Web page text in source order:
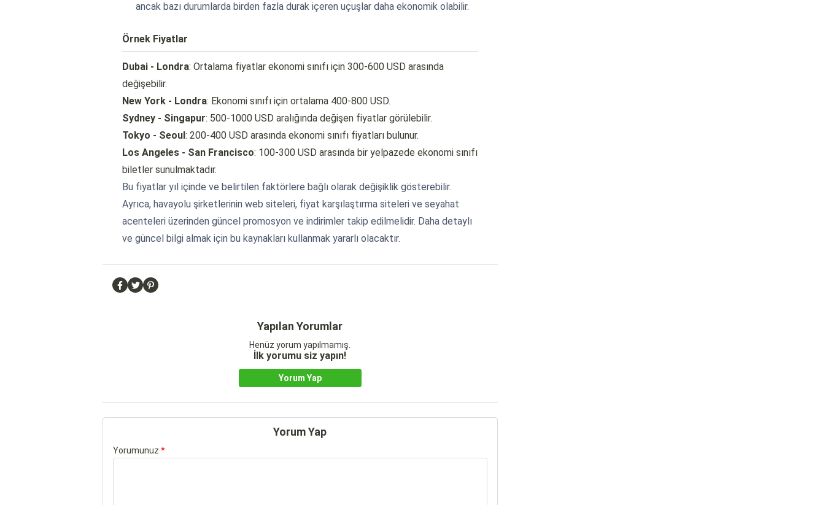
ancak bazı durumlarda birden fazla durak içeren uçuşlar daha ekonomik olabilir.
Örnek Fiyatlar
Dubai - Londra: Ortalama fiyatlar ekonomi sınıfı için 300-600 USD arasında
değişebilir.
New York - Londra: Ekonomi sınıfı için ortalama 400-800 USD.
Sydney - Singapur: 500-1000 USD aralığında değişen fiyatlar görülebilir.
Tokyo - Seoul: 200-400 USD arasında ekonomi sınıfı fiyatları bulunur.
Los Angeles - San Francisco: 100-300 USD arasında bir yelpazede ekonomi sınıfı
biletler sunulmaktadır.
Bu fiyatlar yıl içinde ve belirtilen faktörlere bağlı olarak değişiklik gösterebilir.
Ayrıca, havayolu şirketlerinin web siteleri, fiyat karşılaştırma siteleri ve seyahat
acenteleri üzerinden güncel promosyon ve indirimler takip edilmelidir. Daha detaylı
ve güncel bilgi almak için bu kaynakları kullanmak yararlı olacaktır.
Yapılan Yorumlar
Henüz yorum yapılmamış.
İlk yorumu siz yapın!
Yorum Yap
Yorum Yap
Yorumunuz *